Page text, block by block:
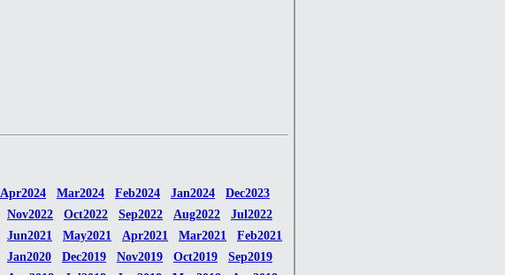
Apr2024 Mar2024 Feb2024 Jan2024
Dec2023
Nov2022 Oct2022 Sep2022 Aug2022
Jul2022
Jun2021 May2021 Apr2021 Mar2021
Feb2021
Jan2020 Dec2019 Nov2019 Oct2019
Sep2019